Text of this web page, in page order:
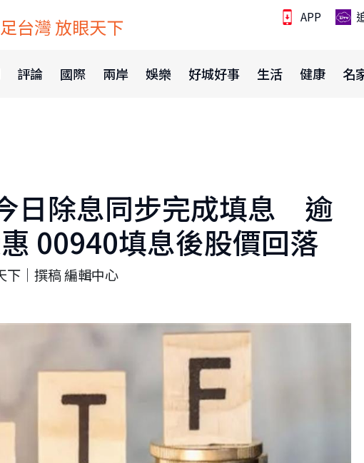
台灣 放眼天下 APP
評論 國際 兩岸 娛樂 好城好事 生活 健康 名
日除息同步完成填息 逾
00940填息後股價回落
｜撰稿 編輯中心